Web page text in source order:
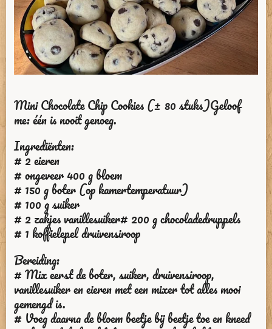
Mini Chocolate Chip Cookies (± 80 stuks)Geloof
me: één is nooit genoeg.
Ingrediënten:
# 2 eieren
# ongeveer 400 g bloem
# 150 g boter (op kamertemperatuur)
# 100 g suiker
# 2 zakjes vanillesuiker# 200 g chocoladedruppels
# 1 koffielepel druivensiroop
Bereiding:
# Mix eerst de boter, suiker, druivensiroop,
vanillesuiker en eieren met een mixer tot alles mooi
gemengd is.
# Voeg daarna de bloem beetje bij beetje toe en kneed